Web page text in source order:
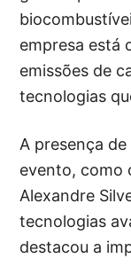
empresa está
emissões de
tecnologias
A presença
evento, como
Alexandre
tecnologias
destacou a